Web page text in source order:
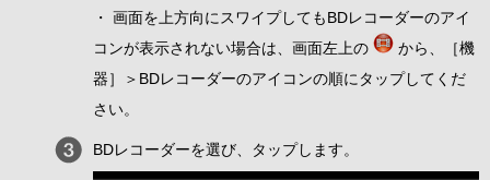
・ 画面を上方向にスワイプしてもBDレコーダーのアイ
コンが表示されない場合は、画面左上の
から、［機
器］＞BDレコーダーのアイコンの順にタップしてくだ
さい。
BDレコーダーを選び、タップします。